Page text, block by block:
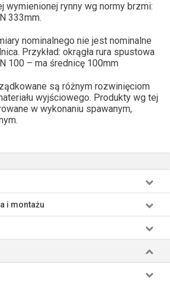
wymienionej rynny wg normy brzmi:
333mm.
nominalnego nie jest nominalne
Przykład: okrągła rura spustowa
100 – ma średnicę 100mm
są różnym rozwinięciom
wyjściowego. Produkty wg tej
w wykonaniu spawanym,
i montażu